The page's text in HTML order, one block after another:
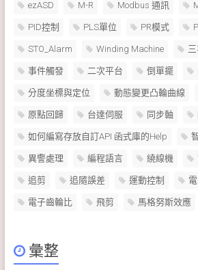
ezASD M-R Modbus 通訊
PID控制 PLS單位 PR模式
STO_Alarm Winding Machine
事件觸發 二次平台 倒單擺
分度坐標與定位 動態變更凸輪曲線
原點回歸 台達伺服 同步軸
如何編寫存放自訂API 函式庫的Help
異警處理 編程語言 繞線機
追剪 追隨誤差 運動控制
電子齒輪比 飛剪 馬格努斯效應
彙整